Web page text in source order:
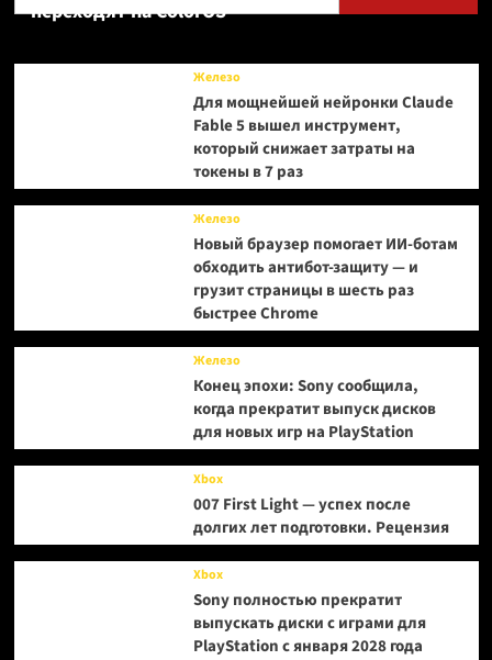
переходят на ColorOS
Железо
Для мощнейшей нейронки Claude
Fable 5 вышел инструмент,
который снижает затраты на
токены в 7 раз
Железо
Новый браузер помогает ИИ-ботам
обходить антибот-защиту — и
грузит страницы в шесть раз
быстрее Chrome
Железо
Конец эпохи: Sony сообщила,
когда прекратит выпуск дисков
для новых игр на PlayStation
Xbox
007 First Light — успех после
долгих лет подготовки. Рецензия
Xbox
Sony полностью прекратит
выпускать диски с играми для
PlayStation с января 2028 года